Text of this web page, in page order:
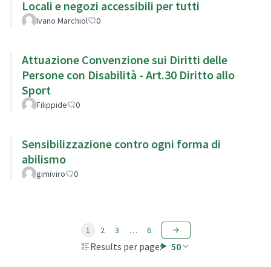
Locali e negozi accessibili per tutti
Ivano Marchiol 0
Attuazione Convenzione sui Diritti delle
Persone con Disabilità - Art.30 Diritto allo
Sport
Filippide 0
Sensibilizzazione contro ogni forma di
abilismo
gimiviro 0
Results per page: 50
1 2 3 … 6